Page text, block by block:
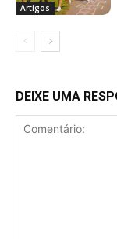
Artigos
DEIXE UMA